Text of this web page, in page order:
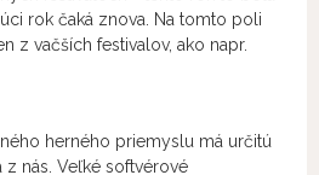
rok čaká znova. Na tomto poli
z vačších festivalov, ako napr.
herného priemyslu má určitú
nás. Veľké softvérové